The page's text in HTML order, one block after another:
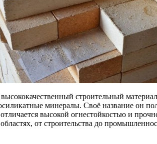
строительный
минералы. Своё название он
высокой огнестойкостью и
от строительства до